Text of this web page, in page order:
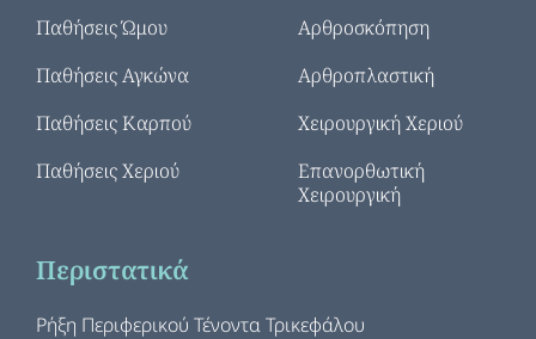
Παθήσεις Ώμου
Παθήσεις Αγκώνα
Παθήσεις Καρπού
Παθήσεις Χεριού
Αρθροσκόπηση
Αρθροπλαστική
Χειρουργική Χεριού
Επανορθωτική
Χειρουργική
Περιστατικά
Ρήξη Περιφερικού Τένοντα Τρικεφάλου